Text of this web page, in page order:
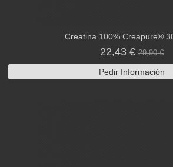
Creatina 100% Creapure®
22,43 € 29,90 €
Pedir Información